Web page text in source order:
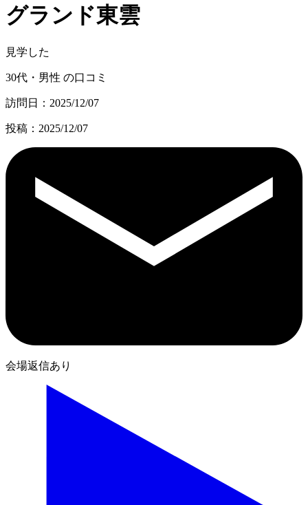
グランド東雲
見学した
30代・男性 の口コミ
訪問日：2025/12/07
投稿：2025/12/07
会場返信あり